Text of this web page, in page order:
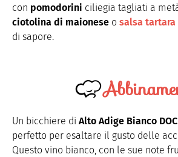
con pomodorini ciliegia tagliati a
ciotolina di maionese o salsa tartara
di sapore.
Un bicchiere di Alto Adige Bianco DOC
perfetto per esaltare il gusto delle
Questo vino bianco, con le sue note